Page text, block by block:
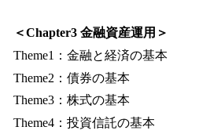
＜Chapter3 金融資産運用＞
Theme1：金融と経済の基本
Theme2：債券の基本
Theme3：株式の基本
Theme4：投資信託の基本